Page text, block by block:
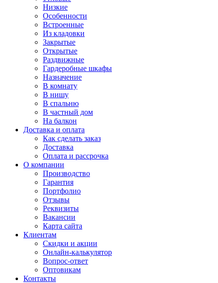
Низкие
Особенности
Встроенные
Из кладовки
Закрытые
Открытые
Раздвижные
Гардеробные шкафы
Назначение
В комнату
В нишу
В спальню
В частный дом
На балкон
Доставка и оплата
Как сделать заказ
Доставка
Оплата и рассрочка
О компании
Производство
Гарантия
Портфолио
Отзывы
Реквизиты
Вакансии
Карта сайта
Клиентам
Скидки и акции
Онлайн-калькулятор
Вопрос-ответ
Оптовикам
Контакты